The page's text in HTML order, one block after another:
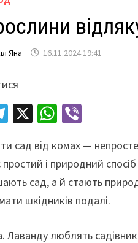
Яна 16.11.2024 19:41
Te
gr
a
m
X
W
at
sA
p
p
er
сад від комах —
простий і природний
сад, а й стають
шкідників подалі.
Лаванду люблять